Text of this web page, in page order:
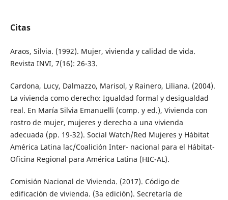
Citas
Araos, Silvia. (1992). Mujer, vivienda y calidad de vida.
Revista INVI, 7(16): 26-33.
Cardona, Lucy, Dalmazzo, Marisol, y Rainero, Liliana. (2004).
La vivienda como derecho: Igualdad formal y desigualdad
real. En María Silvia Emanuelli (comp. y ed.), Vivienda con
rostro de mujer, mujeres y derecho a una vivienda
adecuada (pp. 19-32). Social Watch/Red Mujeres y Hábitat
América Latina lac/Coalición Inter- nacional para el Hábitat-
Oficina Regional para América Latina (HIC-AL).
Comisión Nacional de Vivienda. (2017). Código de
edificación de vivienda. (3a edición). Secretaría de